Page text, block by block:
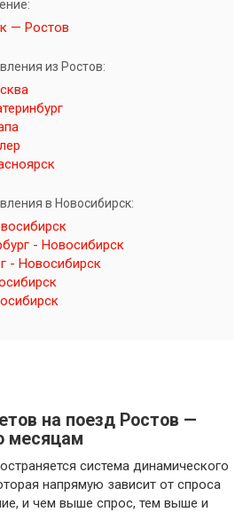
— Ростов
из Ростов:
в Новосибирск:
- Новосибирск
- Новосибирск
на поезд Ростов —
месяцам
система динамического
напрямую зависит от спроса
и чем выше спрос, тем выше и